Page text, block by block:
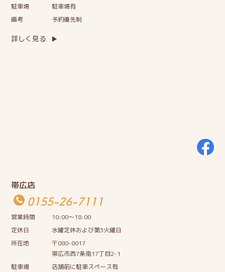
駐車場
駐車場有
備考
予約優先制
詳しく見る
帯広店
0155-26-7111
営業時間
10:00〜18:00
定休日
水曜定休および第3火曜日
所在地
〒080-0017
帯広市西7条南17丁目2-1
駐車場
店舗前に駐車スペース有